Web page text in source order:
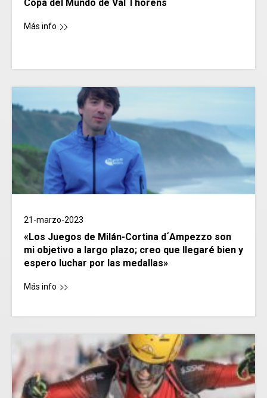
Copa del Mundo de Val Thorens
Más info
21-marzo-2023
«Los Juegos de Milán-Cortina d´Ampezzo son
mi objetivo a largo plazo; creo que llegaré bien y
espero luchar por las medallas»
Más info